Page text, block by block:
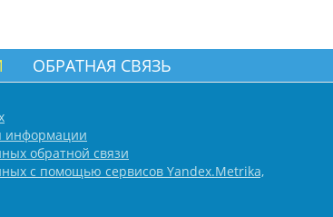
ОБРАТНАЯ СВЯЗЬ
информации
обратной связи
с помощью сервисов Yandex.Metrika,